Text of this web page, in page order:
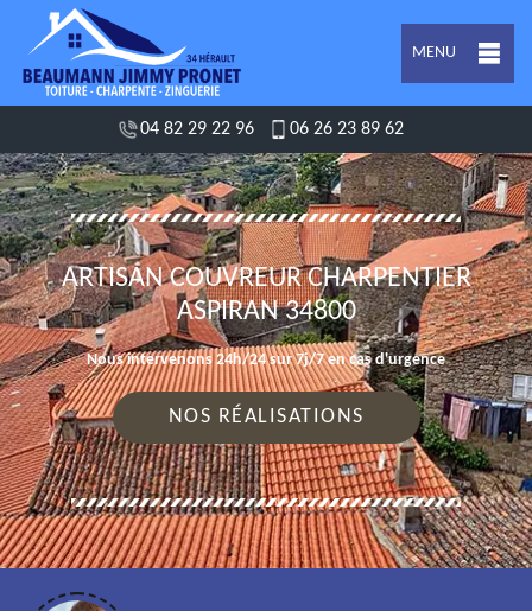
MENU
04 82 29 22 96 06 26 23 89 62
ARTISAN COUVREUR CHARPENTIER
ASPIRAN 34800
Nous intervenons 24h/24 sur 7j/7 en cas d'urgence
NOS RÉALISATIONS